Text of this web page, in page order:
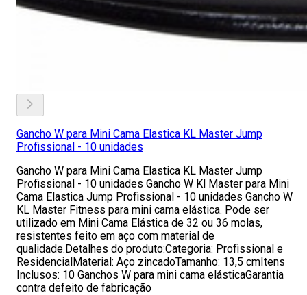
Gancho W para Mini Cama Elastica KL Master Jump
Profissional - 10 unidades
Gancho W para Mini Cama Elastica KL Master Jump
Profissional - 10 unidades Gancho W Kl Master para Mini
Cama Elastica Jump Profissional - 10 unidades Gancho W
KL Master Fitness para mini cama elástica. Pode ser
utilizado em Mini Cama Elástica de 32 ou 36 molas,
resistentes feito em aço com material de
qualidade.Detalhes do produto:Categoria: Profissional e
ResidencialMaterial: Aço zincadoTamanho: 13,5 cmItens
Inclusos: 10 Ganchos W para mini cama elásticaGarantia
contra defeito de fabricação